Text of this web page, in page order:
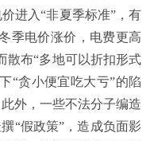
进入“非夏季标准”，有
季电价涨价，电费更高
散布“多地可以折扣形式
“贪小便宜吃大亏”的陷
外，一些不法分子编造
“假政策”，造成负面影